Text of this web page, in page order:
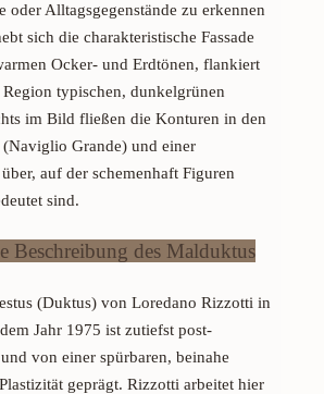
oder Alltagsgegenstände zu erkennen
sich die charakteristische Fassade
Ocker- und Erdtönen, flankiert
typischen, dunkelgrünen
im Bild fließen die Konturen in den
(Naviglio Grande) und einer
auf der schemenhaft Figuren
sind.
Beschreibung des Malduktus
(Duktus) von Loredano Rizzotti in
Jahr 1975 ist zutiefst post-
und von einer spürbaren, beinahe
geprägt. Rizzotti arbeitet hier